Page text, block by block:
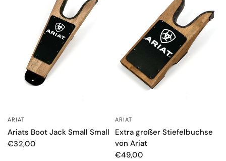
ARIAT
Ariats Boot Jack Small Small
€32,00
ARIAT
Extra großer Stiefelbuchse
von Ariat
€49,00